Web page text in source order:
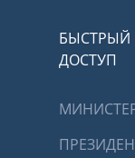
БЫСТРЫЙ
ДОСТУП